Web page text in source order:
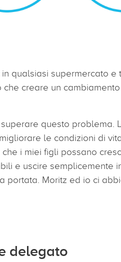
qualsiasi supermercato e
creare un
questo problema.
le condizioni di
i miei figli possano
e uscire semplicemente
portata. Moritz ed io ci
delegato